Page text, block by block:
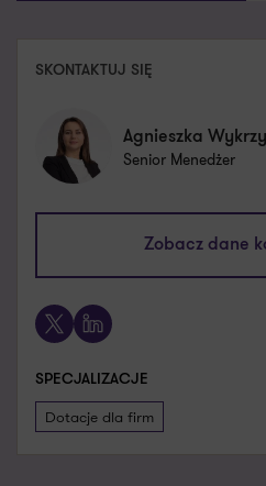
SKONTAKTUJ SIĘ
Agnieszka
Senior Menedżer
Zobacz dane
X LinkedIn
SPECJALIZACJE
Dotacje dla firm